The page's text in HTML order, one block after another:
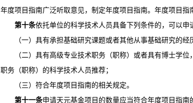
年度项目指南广泛听取意见，制定年度项目指南。年度项目指
第十条依托单位的科学技术人员具备下列条件的，可以申
（一）具有承担基础研究课题或者其他从事基础研究的经
（二）具有高级专业技术职务（职称）或者具有博士学
职务（职称）的科学技术人员推荐；
（三）符合年度项目指南的相关规定。
第十一条申请天元基金项目的数量应当符合年度项目指南